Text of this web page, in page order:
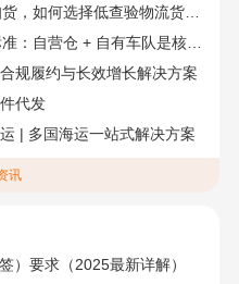
如何选择低查验物流货代？
营仓 + 自有车队是核心硬指标
规履约与长效增长解决方案
代发
| 多国海运一站式解决方案
讯
）要求（2025最新详解）